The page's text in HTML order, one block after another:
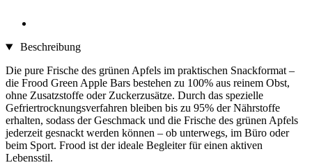
Beschreibung
Die pure Frische des grünen Apfels im praktischen Snackformat –
die Frood Green Apple Bars bestehen zu 100% aus reinem Obst,
ohne Zusatzstoffe oder Zuckerzusätze. Durch das spezielle
Gefriertrocknungsverfahren bleiben bis zu 95% der Nährstoffe
erhalten, sodass der Geschmack und die Frische des grünen Apfels
jederzeit gesnackt werden können – ob unterwegs, im Büro oder
beim Sport. Frood ist der ideale Begleiter für einen aktiven
Lebensstil.